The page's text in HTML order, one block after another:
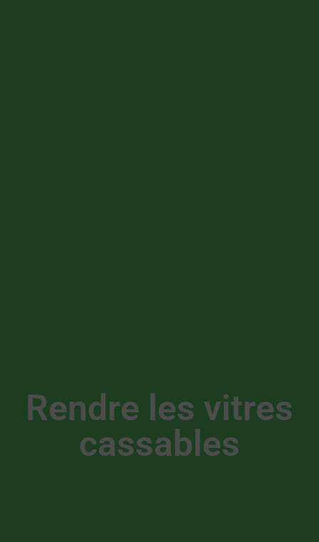
Rendre les vitres
cassables